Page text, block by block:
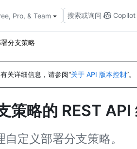
Pro, & Team 搜索或询问 Copilot
分支策略
有关详细信息，请参阅“关于 API 版本控制”。
策略的 REST API
定义部署分支策略。